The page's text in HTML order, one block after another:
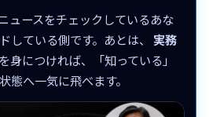
ュースをチェックしているあな
している側です。あとは、 実務
を身につければ、「知っている」
態へ一気に飛べます。